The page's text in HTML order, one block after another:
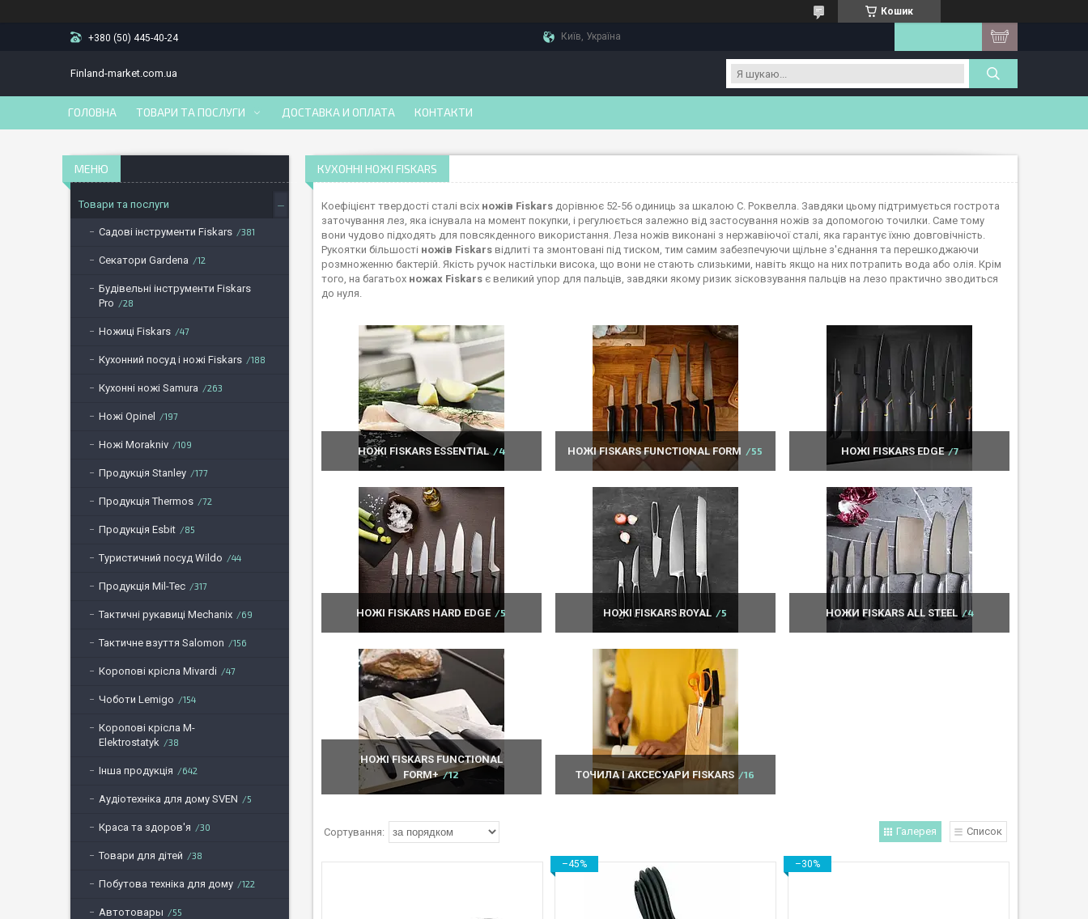
Кошик
+380 (50) 445-40-24 Київ, Україна
Finland-market.com.ua
ГОЛОВНА ТОВАРИ ТА ПОСЛУГИ ДОСТАВКА И ОПЛАТА КОНТАКТИ
КУХОННІ НОЖІ FISKARS
Коефіцієнт твердості сталі всіх ножів Fiskars дорівнює 52-56 одиниць за шкалою С. Роквелла. Завдяки цьому підтримується гострота
заточування лез, яка існувала на момент покупки, і регулюється залежно від застосування ножів за допомогою точилки. Саме тому
вони чудово підходять для повсякденного використання. Леза ножів виконані з нержавіючої сталі, яка гарантує їхню довговічність.
Рукоятки більшості ножів Fiskars відлиті та змонтовані під тиском, тим самим забезпечуючи щільне з'єднання та перешкоджаючи
розмноженню бактерій. Якість ручок настільки висока, що вони не стають слизькими, навіть якщо на них потрапить вода або олія. Крім
того, на багатьох ножах Fiskars є великий упор для пальців, завдяки якому ризик зісковзування пальців на лезо практично зводиться
до нуля.
НОЖІ FISKARS ESSENTIAL 4 НОЖІ FISKARS FUNCTIONAL FORM 55 НОЖІ FISKARS EDGE 7
НОЖІ FISKARS HARD EDGE 5 НОЖІ FISKARS ROYAL 5 НОЖИ FISKARS ALL STEEL 4
НОЖІ FISKARS FUNCTIONAL
FORM+
12 ТОЧИЛА І АКСЕСУАРИ FISKARS 16
Галерея Список
–45% –30%
Товари та послуги
Садові інструменти Fiskars 381
Секатори Gardena 12
Будівельні інструменти Fiskars
Pro
28
Ножиці Fiskars 47
Кухонний посуд і ножі Fiskars 188
Кухонні ножі Samura 263
Ножі Opinel 197
Ножі Morakniv 109
Продукція Stanley 177
Продукція Thermos 72
Продукція Esbit 85
Туристичний посуд Wildo 44
Продукція Mil-Tec 317
Тактичні рукавиці Mechanix 69
Тактичне взуття Salomon 156
Коропові крісла Mivardi 47
Чоботи Lemigo 154
Коропові крісла M-
Elektrostatyk
38
Інша продукція 642
Аудіотехніка для дому SVEN 5
Краса та здоров'я 30
Товари для дітей 38
Побутова техніка для дому 122
Автотовары 55